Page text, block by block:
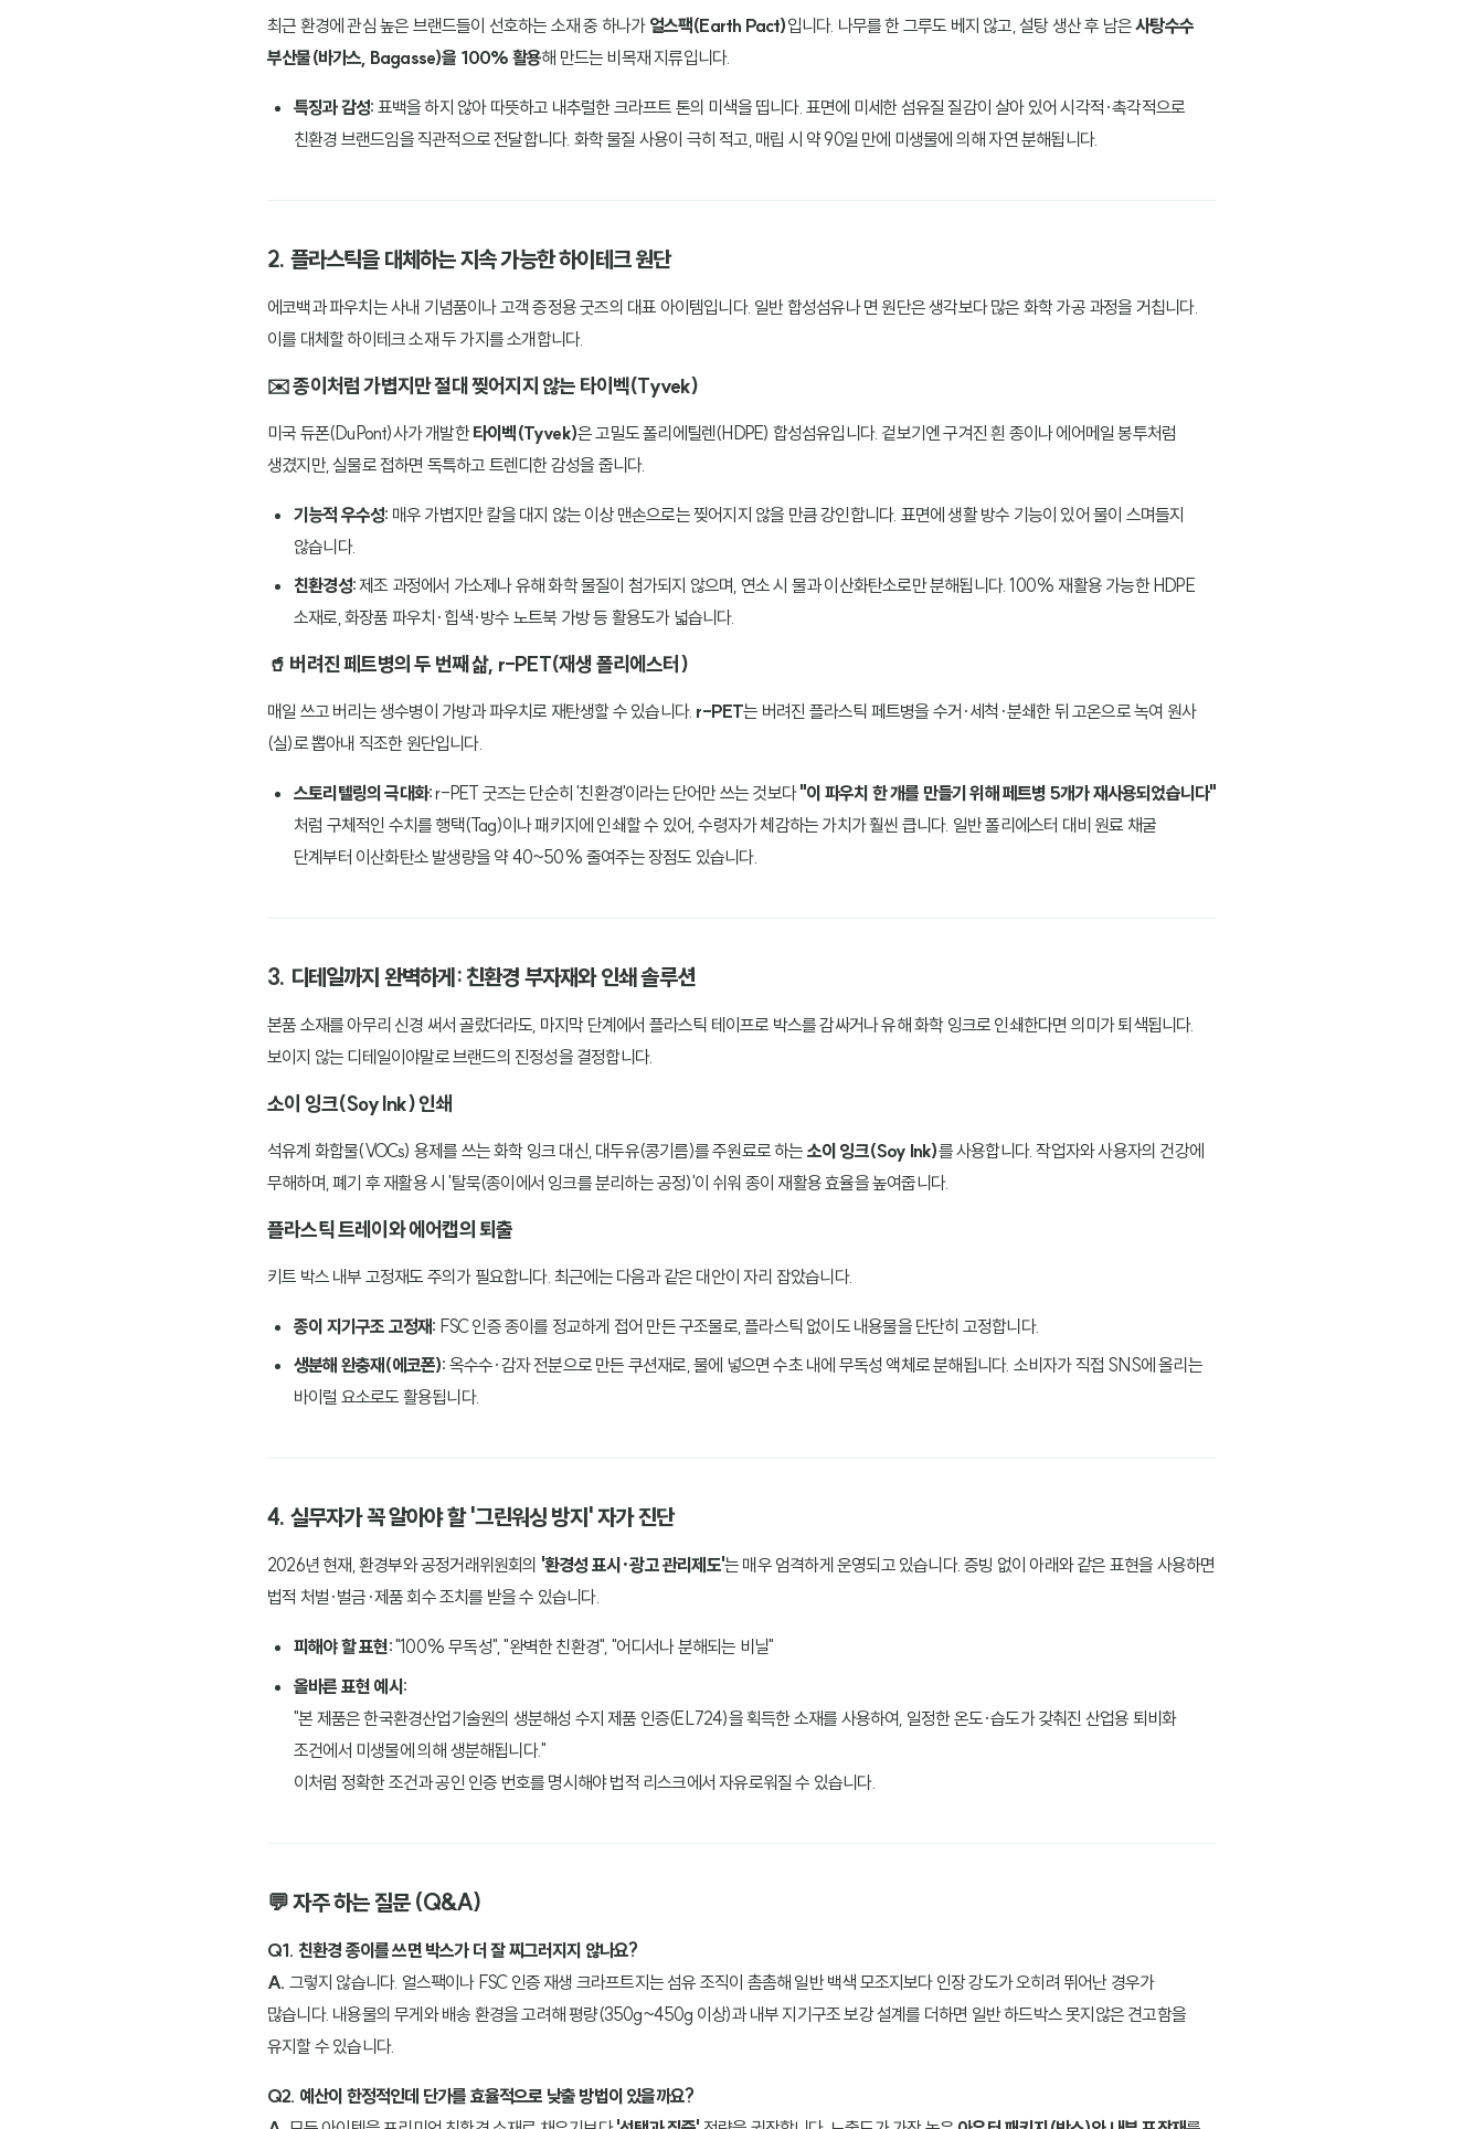
최근 환경에 관심 높은 브랜드들이 선호하는 소재 중 하나가 얼스팩(Earth Pact)입니다. 나무를 한 그루도 베지 않고, 설탕 생산 후 남은사탕수수
부산물(바가스, Bagasse)을 100% 활용해 만드는 비목재 지류입니다.
특징과 감성: 표백을 하지 않아 따뜻하고 내추럴한 크라프트 톤의 미색을 띱니다. 표면에 미세한 섬유질 질감이 살아 있어 시각적·촉각적으로
친환경 브랜드임을 직관적으로 전달합니다. 화학 물질 사용이 극히 적고, 매립 시 약 90일 만에 미생물에 의해 자연 분해됩니다.
2. 플라스틱을 대체하는 지속 가능한 하이테크 원단
에코백과 파우치는 사내 기념품이나 고객 증정용 굿즈의 대표 아이템입니다. 일반 합성섬유나 면 원단은 생각보다 많은 화학 가공 과정을 거칩니다.
이를 대체할 하이테크 소재 두 가지를 소개합니다.
✉️ 종이처럼 가볍지만 절대 찢어지지 않는 타이벡(Tyvek)
미국 듀폰(DuPont)사가 개발한타이벡(Tyvek)은 고밀도 폴리에틸렌(HDPE) 합성섬유입니다. 겉보기엔 구겨진 흰 종이나 에어메일 봉투처럼
생겼지만, 실물로 접하면 독특하고 트렌디한 감성을 줍니다.
기능적 우수성: 매우 가볍지만 칼을 대지 않는 이상 맨손으로는 찢어지지 않을 만큼 강인합니다. 표면에 생활 방수 기능이 있어 물이 스며들지
않습니다.
친환경성:제조 과정에서 가소제나 유해 화학 물질이 첨가되지 않으며, 연소 시 물과 이산화탄소로만 분해됩니다. 100% 재활용 가능한 HDPE
소재로, 화장품 파우치·힙색·방수 노트북 가방 등 활용도가 넓습니다.
🥤 버려진 페트병의 두 번째 삶, r-PET(재생 폴리에스터)
매일 쓰고 버리는 생수병이 가방과 파우치로 재탄생할 수 있습니다. r-PET는 버려진 플라스틱 페트병을 수거·세척·분쇄한 뒤 고온으로 녹여 원사
(실)로 뽑아내 직조한 원단입니다.
스토리텔링의 극대화:r-PET 굿즈는 단순히 '친환경'이라는 단어만 쓰는 것보다"이 파우치 한 개를 만들기 위해 페트병 5개가 재사용되었습니다"
처럼 구체적인 수치를 행택(Tag)이나 패키지에 인쇄할 수 있어, 수령자가 체감하는 가치가 훨씬 큽니다. 일반 폴리에스터 대비 원료 채굴
단계부터 이산화탄소 발생량을 약 40~50% 줄여주는 장점도 있습니다.
3. 디테일까지 완벽하게: 친환경 부자재와 인쇄 솔루션
본품 소재를 아무리 신경 써서 골랐더라도, 마지막 단계에서 플라스틱 테이프로 박스를 감싸거나 유해 화학 잉크로 인쇄한다면 의미가 퇴색됩니다.
보이지 않는 디테일이야말로 브랜드의 진정성을 결정합니다.
소이 잉크(Soy Ink) 인쇄
석유계 화합물(VOCs) 용제를 쓰는 화학 잉크 대신, 대두유(콩기름)를 주원료로 하는 소이 잉크(Soy Ink)를 사용합니다. 작업자와 사용자의 건강에
무해하며, 폐기 후 재활용 시 '탈묵(종이에서 잉크를 분리하는 공정)'이 쉬워 종이 재활용 효율을 높여줍니다.
플라스틱 트레이와 에어캡의 퇴출
키트 박스 내부 고정재도 주의가 필요합니다. 최근에는 다음과 같은 대안이 자리 잡았습니다.
종이 지기구조 고정재: FSC 인증 종이를 정교하게 접어 만든 구조물로, 플라스틱 없이도 내용물을 단단히 고정합니다.
생분해 완충재(에코폰): 옥수수·감자 전분으로 만든 쿠션재로, 물에 넣으면 수초 내에 무독성 액체로 분해됩니다. 소비자가 직접 SNS에 올리는
바이럴 요소로도 활용됩니다.
4. 실무자가 꼭 알아야 할 '그린워싱 방지' 자가 진단
2026년 현재, 환경부와 공정거래위원회의 '환경성 표시·광고 관리제도'는 매우 엄격하게 운영되고 있습니다. 증빙 없이 아래와 같은 표현을 사용하면
법적 처벌·벌금·제품 회수 조치를 받을 수 있습니다.
피해야 할 표현:"100% 무독성", "완벽한 친환경", "어디서나 분해되는 비닐"
올바른 표현 예시:
"본 제품은 한국환경산업기술원의 생분해성 수지 제품 인증(EL724)을 획득한 소재를 사용하여, 일정한 온도·습도가 갖춰진 산업용 퇴비화
조건에서 미생물에 의해 생분해됩니다."
이처럼 정확한 조건과 공인 인증 번호를 명시해야 법적 리스크에서 자유로워질 수 있습니다.
💬 자주 하는 질문 (Q&A)
Q1. 친환경 종이를 쓰면 박스가 더 잘 찌그러지지 않나요?
A. 그렇지 않습니다. 얼스팩이나 FSC 인증 재생 크라프트지는 섬유 조직이 촘촘해 일반 백색 모조지보다 인장 강도가 오히려 뛰어난 경우가
많습니다. 내용물의 무게와 배송 환경을 고려해 평량(350g~450g 이상)과 내부 지기구조 보강 설계를 더하면 일반 하드박스 못지않은 견고함을
유지할 수 있습니다.
Q2. 예산이 한정적인데 단가를 효율적으로 낮출 방법이 있을까요?